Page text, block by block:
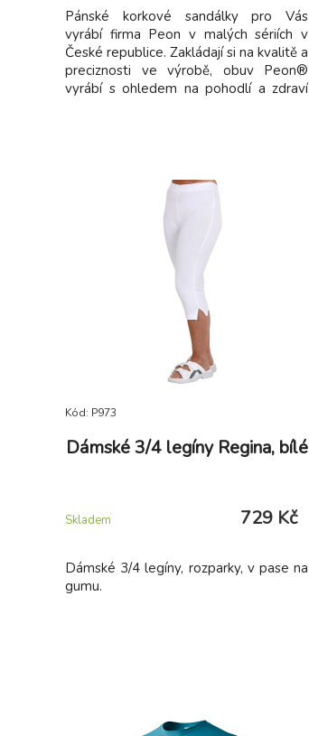
Pánské korkové sandálky pro Vás
vyrábí firma Peon v malých sériích v
České republice. Zakládají si na kvalitě a
preciznosti ve výrobě, obuv Peon®
vyrábí s ohledem na pohodlí a zdraví
mechovkou tlumící otřesy, dvěma
koženými pásky přes nárt a páskem s
kovovými sponami přes patu
umožňujícími přizpůsobení velikosti.
Kód: P973
Dámské 3/4 legíny Regina, bílé
Skladem 729 Kč
Dámské 3/4 legíny, rozparky, v pase na
gumu.